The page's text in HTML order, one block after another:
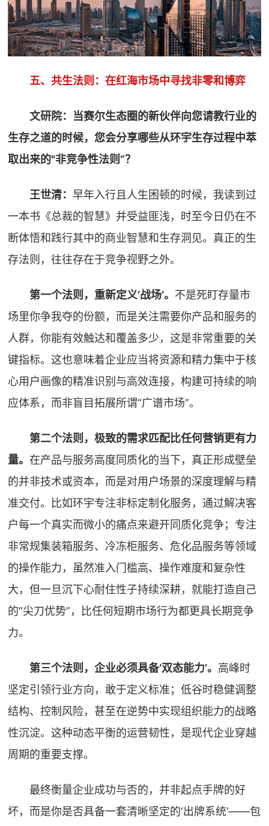
五、共生法则：在红海市场中寻找非零和博弈
文研院：当赛尔生态圈的新伙伴向您请教行业的
生存之道的时候，您会分享哪些从环宇生存过程中萃
取出来的"非竞争性法则“？
王世清：早年入行且人生困顿的时候，我读到过
一本书《总裁的智慧》并受益匪浅，时至今日仍在不
断体悟和践行其中的商业智慧和生存洞见。真正的生
存法则，往往存在于竞争视野之外。
第一个法则，重新定义‘战场’。 不是死盯存量市
场里你争我夺的份额，而是关注需要你产品和服务的
人群，你能有效触达和覆盖多少，这是非常重要的关
键指标。这也意味着企业应当将资源和精力集中于核
心用户画像的精准识别与高效连接，构建可持续的响
应体系，而非盲目拓展所谓“广谱市场”。
第二个法则，极致的需求匹配比任何营销更有力
量。在产品与服务高度同质化的当下，真正形成壁垒
的并非技术或资本，而是对用户场景的深度理解与精
准交付。比如环宇专注非标定制化服务，通过解决客
户每一个真实而微小的痛点来避开同质化竞争；专注
非常规集装箱服务、冷冻柜服务、危化品服务等领域
的操作能力，虽然准入门槛高、操作难度和复杂性
大，但一旦沉下心耐住性子持续深耕，就能打造自己
的“尖刀优势”，比任何短期市场行为都更具长期竞争
力。
第三个法则，企业必须具备‘双态能力’。 高峰时
坚定引领行业方向，敢于定义标准；低谷时稳健调整
结构、控制风险，甚至在逆势中实现组织能力的战略
性沉淀。这种动态平衡的运营韧性，是现代企业穿越
周期的重要支撑。
最终衡量企业成功与否的，并非起点手牌的好
坏，而是你是否具备一套清晰坚定的‘出牌系统’——包